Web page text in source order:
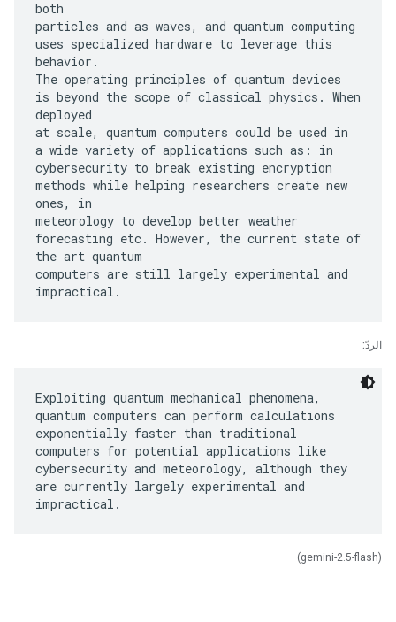
both
particles and as waves, and quantum computing
uses specialized hardware to leverage this
behavior.
The operating principles of quantum devices
is beyond the scope of classical physics. When
deployed
at scale, quantum computers could be used in
a wide variety of applications such as: in
cybersecurity to break existing encryption
methods while helping researchers create new
ones, in
meteorology to develop better weather
forecasting etc. However, the current state of
the art quantum
computers are still largely experimental and
الردّ:
Exploiting quantum mechanical phenomena,
quantum computers can perform calculations
exponentially faster than traditional
computers for potential applications like
cybersecurity and meteorology, although they
are currently largely experimental and
(gemini-2.5-flash)